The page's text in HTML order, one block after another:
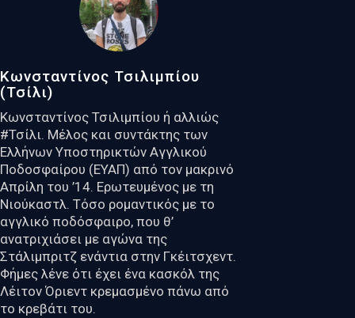
Κωνσταντίνος Τσιλιμπίου
(Τσίλι)
Κωνσταντίνος Τσιλιμπίου ή αλλιώς
#Τσίλι. Μέλος και συντάκτης των
Ελλήνων Υποστηρικτών Αγγλικού
Ποδοσφαίρου (ΕΥΑΠ) από τον μακρινό
Απρίλη του ’14. Ερωτευμένος με τη
Nιούκαστλ. Τόσο ρομαντικός με το
αγγλικό ποδόσφαιρο, που θ’
ανατριχιάσει με αγώνα της
Στάλιμπριτζ ενάντια στην Γκέιτσχεντ.
Φήμες λένε ότι έχει ένα κασκόλ της
Λέιτον Όριεντ κρεμασμένο πάνω από
το κρεβάτι του.